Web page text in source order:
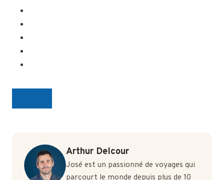
Arthur Delcour
José est un passionné de voyages qui
parcourt le monde depuis plus de 10